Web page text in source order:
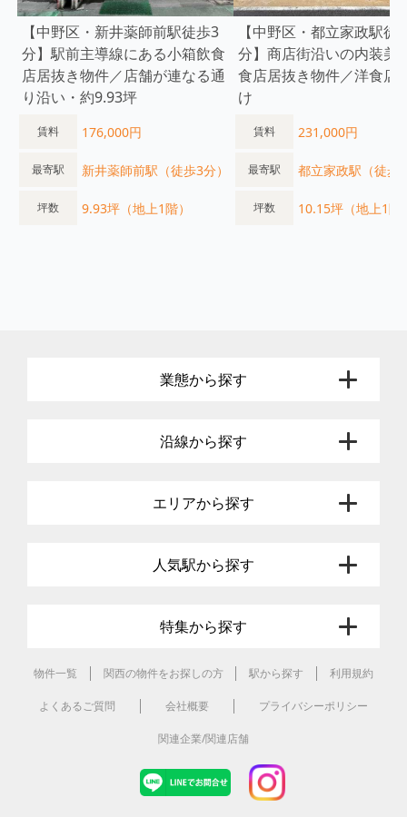
【中野区・新井薬師前駅徒歩3
分】駅前主導線にある小箱飲食
店居抜き物件／店舗が連なる通
り沿い・約9.93坪
賃料 176,000円
最寄駅 新井薬師前駅（徒歩3分）
坪数 9.93坪（地上1階）
【中野区・都立家政駅徒
分】商店街沿いの内装美
食店居抜き物件／洋食店
け
賃料 231,000円
最寄駅 都立家政駅（徒歩
坪数 10.15坪（地上1階
業態から探す
沿線から探す
エリアから探す
人気駅から探す
特集から探す
物件一覧 関西の物件をお探しの方 駅から探す 利用規約
よくあるご質問 会社概要 プライバシーポリシー
関連企業/関連店舗